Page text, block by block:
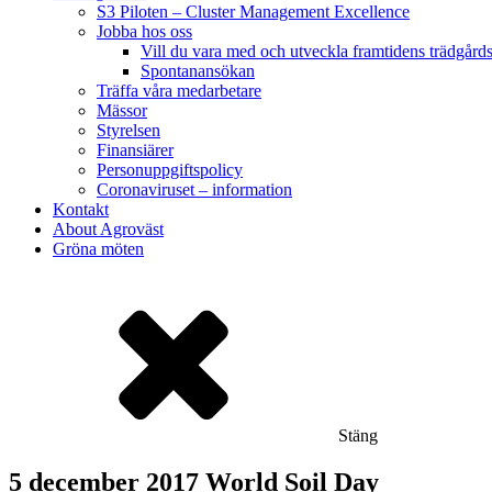
S3 Piloten – Cluster Management Excellence
Jobba hos oss
Vill du vara med och utveckla framtidens
Spontanansökan
Träffa våra medarbetare
Mässor
Styrelsen
Finansiärer
Personuppgiftspolicy
Coronaviruset – information
Kontakt
About Agroväst
Gröna möten
Stäng
5 december 2017 World Soil Day